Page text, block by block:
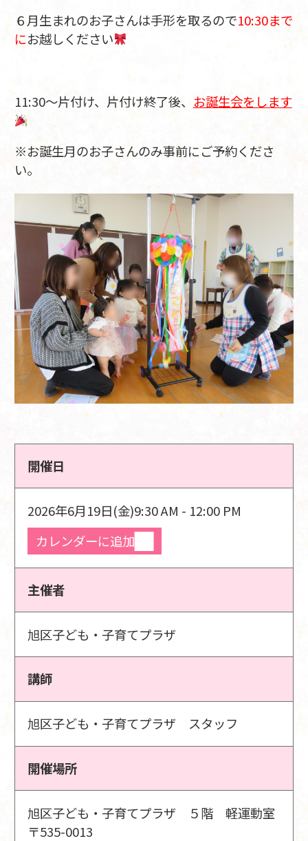
６月生まれのお子さんは手形を取るので10:30まで
にお越しください
11:30～片付け、片付け終了後、 お誕生会をします
※お誕生月のお子さんのみ事前にご予約くださ
い。
開催日
2026年6月19日(金)9:30 AM - 12:00 PM
カレンダーに追加
主催者
旭区子ども・子育てプラザ
講師
旭区子ども・子育てプラザ スタッフ
開催場所
旭区子ども・子育てプラザ ５階 軽運動室
〒535-0013